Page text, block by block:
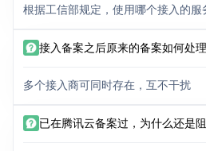
根据工信部规定，使用哪个接入的服
接入备案之后原来的备案如何处
多个接入商可同时存在，互不干扰
已在腾讯云备案过，为什么还是